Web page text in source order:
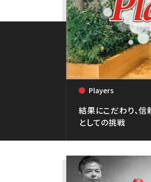
Players
結果にこだわり、信
としての挑戦